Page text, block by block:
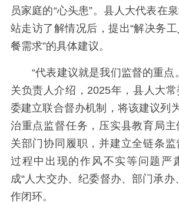
员家庭的“心头患”。县人大代表在
站走访了解情况后，提出“解决务
餐需求”的具体建议。
“代表建议就是我们监督的重点
关负责人介绍，2025年，县人大
委建立联合督办机制，将该建议列
治重点监督任务，压实县教育局
关部门协同履职，并建立全链条
过程中出现的作风不实等问题严
成“人大交办、纪委督办、部门承办
作闭环。